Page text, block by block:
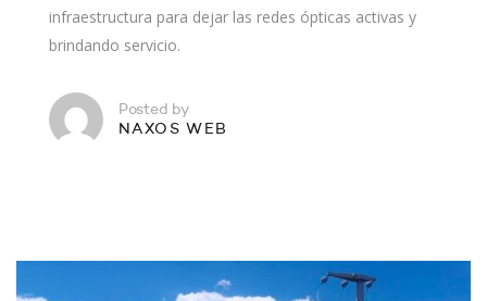
infraestructura para dejar las redes ópticas activas y
brindando servicio.
Posted by
NAXOS WEB